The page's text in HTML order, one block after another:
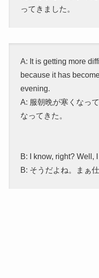
ってきました。
A: It is getting more
because it has
evening.
A: 服朝晩が寒くなっ
なってきた。
B: I know, right? Well,
B: そうだよね。まぁ